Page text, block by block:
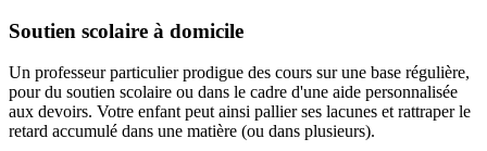
Soutien scolaire à domicile
Un professeur particulier prodigue des cours sur une base régulière,
pour du soutien scolaire ou dans le cadre d'une aide personnalisée
aux devoirs. Votre enfant peut ainsi pallier ses lacunes et rattraper le
retard accumulé dans une matière (ou dans plusieurs).